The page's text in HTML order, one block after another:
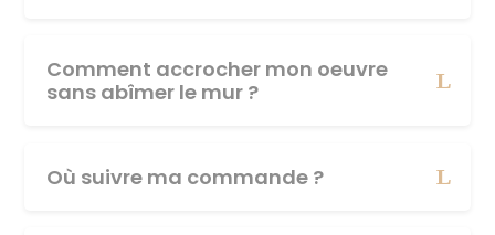
Comment accrocher mon oeuvre
sans abîmer le mur ?
Où suivre ma commande ?